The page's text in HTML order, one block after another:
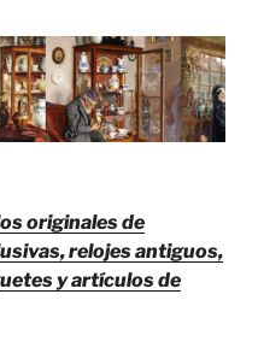
originales de
relojes antiguos,
y artículos de